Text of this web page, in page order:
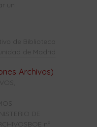
un
de Biblioteca
de Madrid
Archivos)
DE
nº